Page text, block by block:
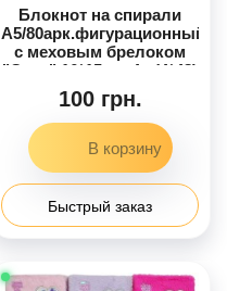
Блокнот на спирали
А5/80арк.фигурационный
с меховым брелоком
"Стич" 16*15см ,4в.(4*48)
100 грн.
Быстрый заказ